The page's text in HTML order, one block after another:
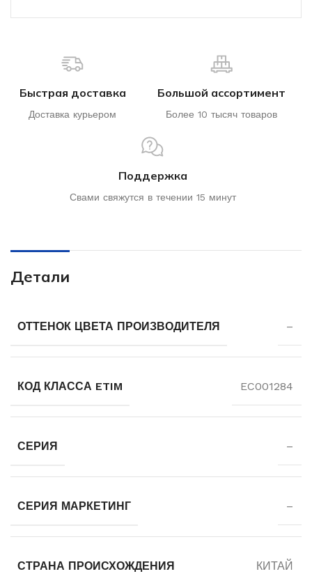
Быстрая доставка
Доставка курьером
Большой ассортимент
Более 10 тысяч товаров
Поддержка
Свами свяжутся в течении 15 минут
Детали
ОТТЕНОК ЦВЕТА ПРОИЗВОДИТЕЛЯ –
КОД КЛАССА ETIM EC001284
СЕРИЯ –
СЕРИЯ МАРКЕТИНГ –
СТРАНА ПРОИСХОЖДЕНИЯ КИТАЙ